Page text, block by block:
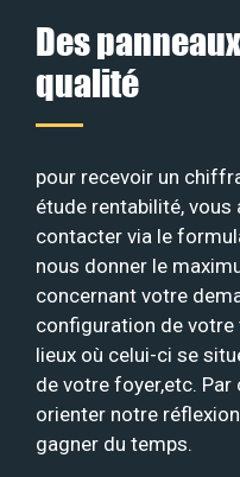
Des
qualité
pour recevoir un
étude rentabilité, vous
contacter via le
nous donner le
concernant votre
configuration de votre
lieux où celui-ci se
de votre foyer,etc.
orienter notre
gagner du temps.